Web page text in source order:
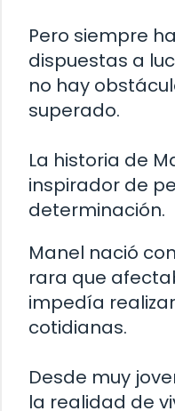
Pero siempre
dispuestas a
no hay
superado.
La historia de
inspirador de
determinación.
Manel nació
rara que
impedía
cotidianas.
Desde muy
la realidad de